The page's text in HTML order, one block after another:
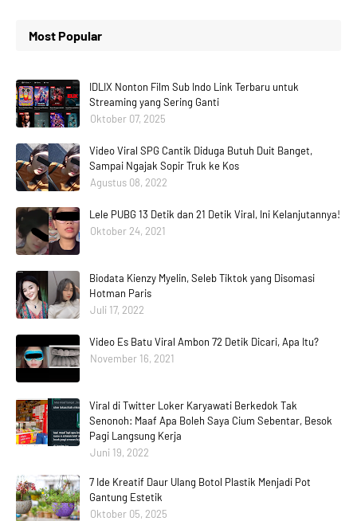
Most Popular
IDLIX Nonton Film Sub Indo Link Terbaru untuk
Streaming yang Sering Ganti
Oktober 07, 2025
Video Viral SPG Cantik Diduga Butuh Duit Banget,
Sampai Ngajak Sopir Truk ke Kos
Agustus 08, 2022
Lele PUBG 13 Detik dan 21 Detik Viral, Ini Kelanjutannya!
Oktober 24, 2021
Biodata Kienzy Myelin, Seleb Tiktok yang Disomasi
Hotman Paris
Juli 17, 2022
Video Es Batu Viral Ambon 72 Detik Dicari, Apa Itu?
November 16, 2021
Viral di Twitter Loker Karyawati Berkedok Tak
Senonoh: Maaf Apa Boleh Saya Cium Sebentar, Besok
Pagi Langsung Kerja
Juni 19, 2022
7 Ide Kreatif Daur Ulang Botol Plastik Menjadi Pot
Gantung Estetik
Oktober 05, 2025